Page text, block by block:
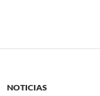
NOTICIAS